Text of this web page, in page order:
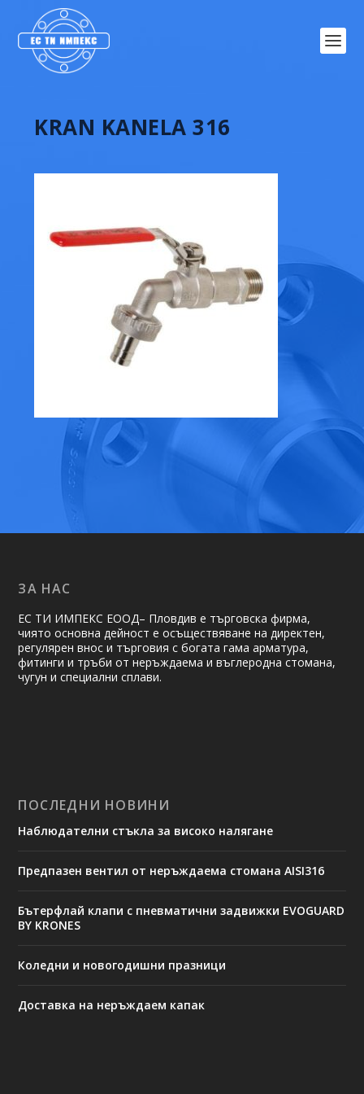
KRAN KANELA 316
ЗА НАС
ЕС ТИ ИМПЕКС ЕООД– Пловдив е търговска фирма,
чиято основна дейност е осъществяване на ди­рек­тен,
регулярен внос и търговия с богата гама арматура,
фитинги и тръби от неръждаема и въглеродна стомана,
чугун и специални сплави.
ПОСЛЕДНИ НОВИНИ
Наблюдателни стъкла за високо налягане
Предпазен вентил от неръждаема стомана AISI316
Бътерфлай клапи с пневматични задвижки EVOGUARD
BY KRONES
Коледни и новогодишни празници
Доставка на неръждаем капак